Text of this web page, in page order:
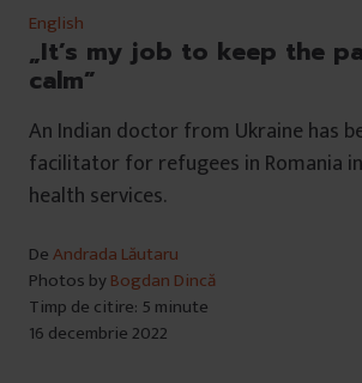
English
„It’s my job to keep the
calm”
An Indian doctor from Ukraine has
facilitator for refugees in Romania
health services.
DeAndrada Lăutaru
Photos byBogdan Dincă
Timp de citire: 5 minute
16 decembrie 2022